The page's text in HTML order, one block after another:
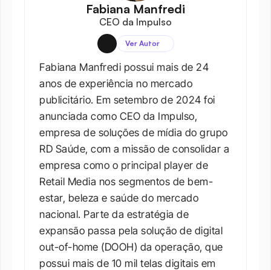
Fabiana Manfredi
CEO da Impulso
Ver Autor
Fabiana Manfredi possui mais de 24
anos de experiência no mercado
publicitário. Em setembro de 2024 foi
anunciada como CEO da Impulso,
empresa de soluções de mídia do grupo
RD Saúde, com a missão de consolidar a
empresa como o principal player de
Retail Media nos segmentos de bem-
estar, beleza e saúde do mercado
nacional. Parte da estratégia de
expansão passa pela solução de digital
out-of-home (DOOH) da operação, que
possui mais de 10 mil telas digitais em